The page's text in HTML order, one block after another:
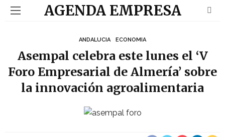
AGENDA EMPRESA
ANDALUCIA ECONOMIA
Asempal celebra este lunes el ‘V
Foro Empresarial de Almería’ sobre
la innovación agroalimentaria